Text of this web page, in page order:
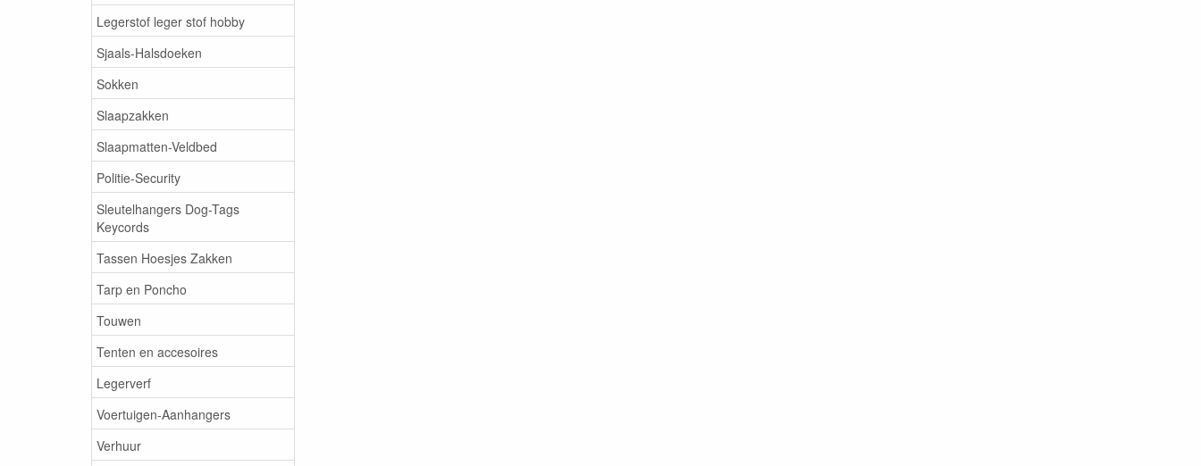
Legerstof leger stof hobby
Sjaals-Halsdoeken
Sokken
Slaapzakken
Slaapmatten-Veldbed
Politie-Security
Sleutelhangers Dog-Tags
Keycords
Tassen Hoesjes Zakken
Tarp en Poncho
Touwen
Tenten en accesoires
Legerverf
Voertuigen-Aanhangers
Verhuur